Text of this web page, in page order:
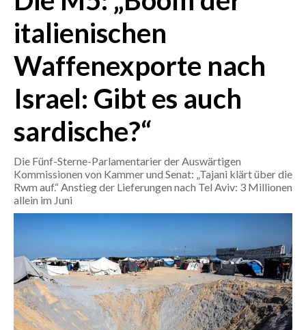
CRONACA
MONDO
POLITICA
ECONOMIA
SERVIZI ALLE IMPRESE
LAVORO
BANDI
SPORT
RISULTATI E CLASSIFICHE
CALCIO
italienischen
Waffenexporte nach
Israel: Gibt es auch
sardische?“
Die Fünf-Sterne-Parlamentarier der Auswärtigen
Kommissionen von Kammer und Senat: „Tajani klärt über die
Rwm auf.“ Anstieg der Lieferungen nach Tel Aviv: 3 Millionen
allein im Juni